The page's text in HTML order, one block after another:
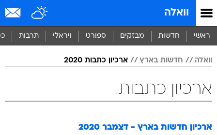
וואלה
ראשי חדשות מבזקים ספורט ויראלי תרבות
וואלה חדשות בארץ ארכיון כתבות 2020
ארכיון כתבות
ארכיון חדשות בארץ - דצמבר 2020